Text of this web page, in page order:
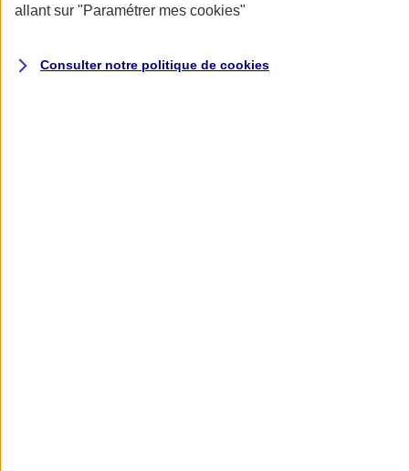
allant sur "Paramétrer mes cookies"
Consulter notre politique de cookies